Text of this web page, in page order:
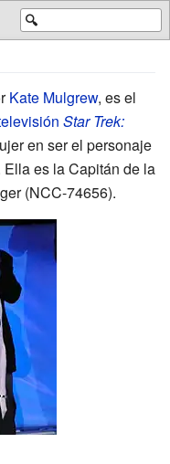
🔍
Kate Mulgrew, es el
Star Trek:
en ser el personaje
Ella es la Capitán de la
(NCC-74656).